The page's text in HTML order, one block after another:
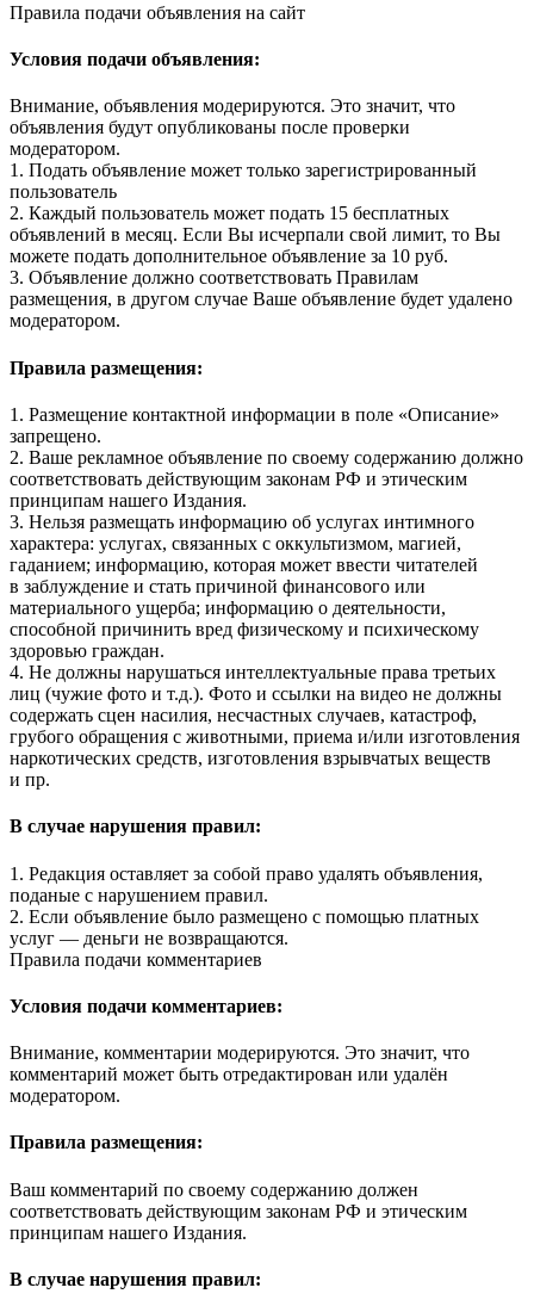
Правила подачи объявления на сайт
Условия подачи объявления:
Внимание, объявления модерируются. Это значит, что
объявления будут опубликованы после проверки
модератором.
1. Подать объявление может только зарегистрированный
пользователь
2. Каждый пользователь может подать 15 бесплатных
объявлений в месяц. Если Вы исчерпали свой лимит, то Вы
можете подать дополнительное объявление за 10 руб.
3. Объявление должно соответствовать Правилам
размещения, в другом случае Ваше объявление будет удалено
модератором.
Правила размещения:
1. Размещение контактной информации в поле «Описание»
запрещено.
2. Ваше рекламное объявление по своему содержанию должно
соответствовать действующим законам РФ и этическим
принципам нашего Издания.
3. Нельзя размещать информацию об услугах интимного
характера: услугах, связанных с оккультизмом, магией,
гаданием; информацию, которая может ввести читателей
в заблуждение и стать причиной финансового или
материального ущерба; информацию о деятельности,
способной причинить вред физическому и психическому
здоровью граждан.
4. Не должны нарушаться интеллектуальные права третьих
лиц (чужие фото и т.д.). Фото и ссылки на видео не должны
содержать сцен насилия, несчастных случаев, катастроф,
грубого обращения с животными, приема и/или изготовления
наркотических средств, изготовления взрывчатых веществ
и пр.
В случае нарушения правил:
1. Редакция оставляет за собой право удалять объявления,
поданые с нарушением правил.
2. Если объявление было размещено с помощью платных
услуг — деньги не возвращаются.
Правила подачи комментариев
Условия подачи комментариев:
Внимание, комментарии модерируются. Это значит, что
комментарий может быть отредактирован или удалён
модератором.
Правила размещения:
Ваш комментарий по своему содержанию должен
соответствовать действующим законам РФ и этическим
принципам нашего Издания.
В случае нарушения правил: